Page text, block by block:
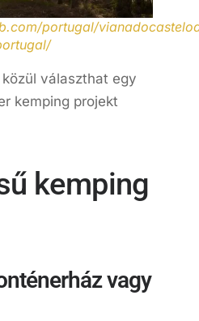
portugal/
választhat egy
kemping projekt
kemping
vagy